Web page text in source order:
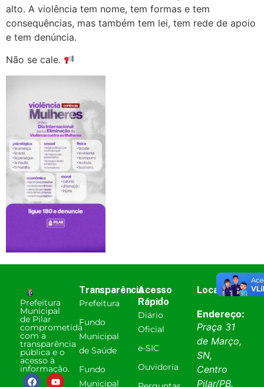
alto. A violência tem nome, tem formas e tem
consequências, mas também tem lei, tem rede de apoio
e tem denúncia.
Não se cale.
Prefeitura
Municipal
de Pilar
comprometida
com a
transparência
pública e o
acesso à
informação.
Transparência
Prefeitura
Fundo
Municipal
de Saúde
Fundo
Municipal
Acesso
Rápido
Diário
Oficial
e-SIC
Ouvidoria
Localização
Endereço:
Praça 31
de Março,
SN,
Centro
Pilar/PB.